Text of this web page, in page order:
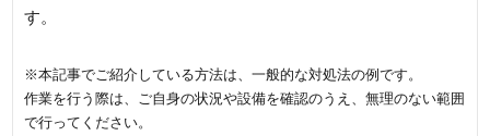
す。
※本記事でご紹介している方法は、一般的な対処法の例です。
作業を行う際は、ご自身の状況や設備を確認のうえ、無理のない範囲
で行ってください。